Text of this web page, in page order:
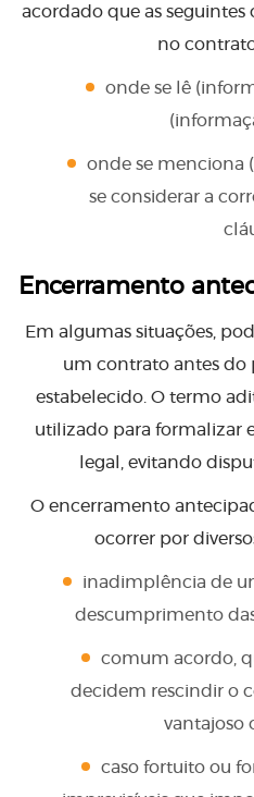
acordado que as seguintes
no
onde se lê
onde se menciona
se considerar a
Encerramento
Em algumas situações,
um contrato antes
estabelecido. O termo
utilizado para formalizar
legal, evitando
O encerramento
ocorrer por
inadimplência de
descumprimento
comum acordo,
decidem rescindir o
vantajoso
caso fortuito ou